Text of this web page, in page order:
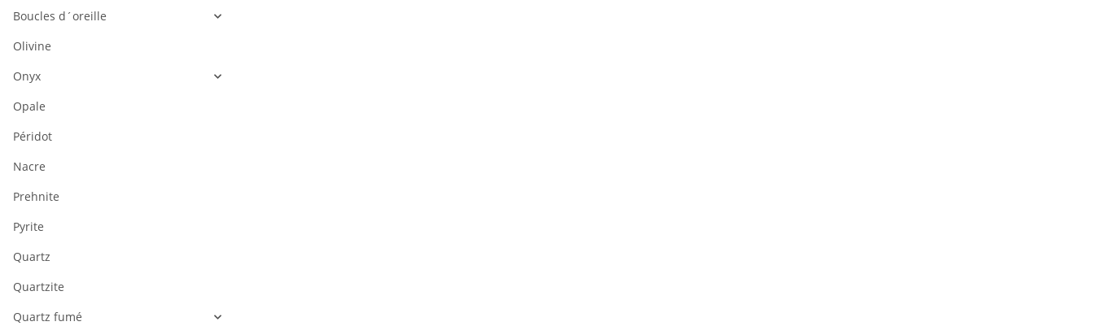
Boucles d´oreille
Olivine
Onyx
Opale
Péridot
Nacre
Prehnite
Pyrite
Quartz
Quartzite
Quartz fumé